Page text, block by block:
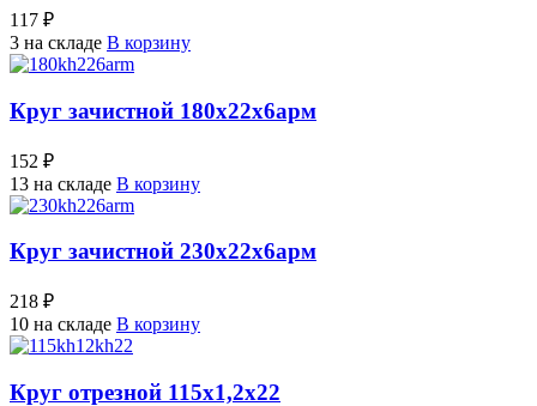
117 ₽
3 на складе В корзину
Круг зачистной 180х22х6арм
152 ₽
13 на складе В корзину
Круг зачистной 230х22х6арм
218 ₽
10 на складе В корзину
Круг отрезной 115х1,2х22